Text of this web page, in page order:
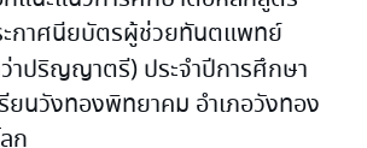
กาศนียบัตรผู้ช่วยทันตแพทย์
าปริญญาตรี) ประจำปีการศึกษา
ยนวังทองพิทยาคม อำเภอวังทอง
ก